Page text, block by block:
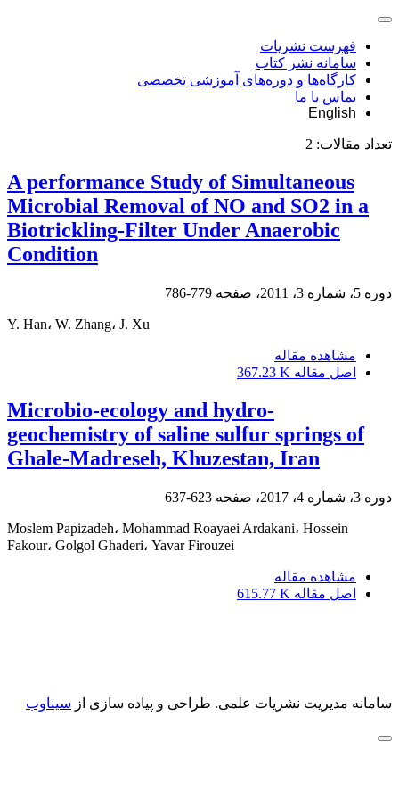
فهرست نشریات
سامانه نشر کتاب
کارگاه‌ها و دوره‌های آموزشی تخصصی
تماس با ما
English
تعداد مقالات: 2
A performance Study of Simultaneous
Microbial Removal of NO and SO2 in a
Biotrickling-Filter Under Anaerobic
Condition
دوره 5، شماره 3، 2011، صفحه 779-786
Y. Han، W. Zhang، J. Xu
مشاهده مقاله
اصل مقاله 367.23 K
Microbio-ecology and hydro-
geochemistry of saline sulfur springs of
Ghale-Madreseh, Khuzestan, Iran
دوره 3، شماره 4، 2017، صفحه 623-637
Moslem Papizadeh، Mohammad Roayaei Ardakani، Hossein
Fakour، Golgol Ghaderi، Yavar Firouzei
مشاهده مقاله
اصل مقاله 615.77 K
سامانه مدیریت نشریات علمی. طراحی و پیاده سازی از سیناوب